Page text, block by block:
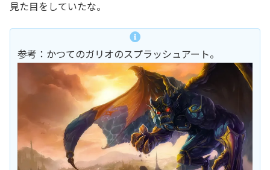
見た目をしていたな。
参考：かつてのガリオのスプラッシュアート。